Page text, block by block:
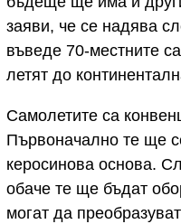
заяви, че се надява
въведе 70-местните
летят до
Самолетите са
Първоначално те ще
керосинова основа.
обаче те ще бъдат
могат да